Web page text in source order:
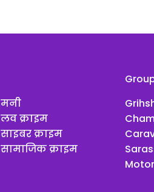
मनी
लव क्राइम
साइबर क्राइम
सामाजिक क्राइम